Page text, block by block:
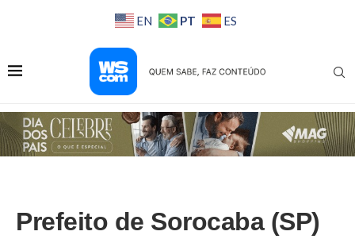
EN PT ES
Prefeito de Sorocaba (SP)